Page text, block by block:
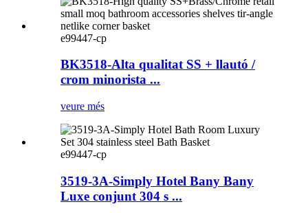
e99447-cp
BK3518-Alta qualitat SS + llautó /
crom minorista ...
veure més
e99447-cp
3519-3A-Simply Hotel Bany Bany
Luxe conjunt 304 s ...